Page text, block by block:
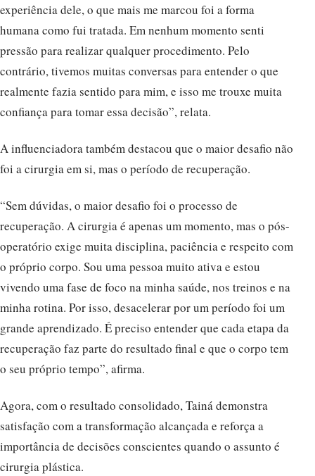
experiência dele, o que mais me marcou foi a forma
humana como fui tratada. Em nenhum momento senti
pressão para realizar qualquer procedimento. Pelo
contrário, tivemos muitas conversas para entender o que
realmente fazia sentido para mim, e isso me trouxe muita
confiança para tomar essa decisão”, relata.
A influenciadora também destacou que o maior desafio não
foi a cirurgia em si, mas o período de recuperação.
“Sem dúvidas, o maior desafio foi o processo de
recuperação. A cirurgia é apenas um momento, mas o pós-
operatório exige muita disciplina, paciência e respeito com
o próprio corpo. Sou uma pessoa muito ativa e estou
vivendo uma fase de foco na minha saúde, nos treinos e na
minha rotina. Por isso, desacelerar por um período foi um
grande aprendizado. É preciso entender que cada etapa da
recuperação faz parte do resultado final e que o corpo tem
o seu próprio tempo”, afirma.
Agora, com o resultado consolidado, Tainá demonstra
satisfação com a transformação alcançada e reforça a
importância de decisões conscientes quando o assunto é
cirurgia plástica.